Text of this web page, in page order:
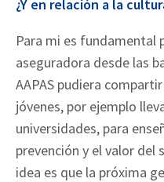
¿Y en relación a la
Para mi es fundamental
aseguradora desde las
AAPAS pudiera
jóvenes, por ejemplo
universidades, para
prevención y el valor del
idea es que la próxima